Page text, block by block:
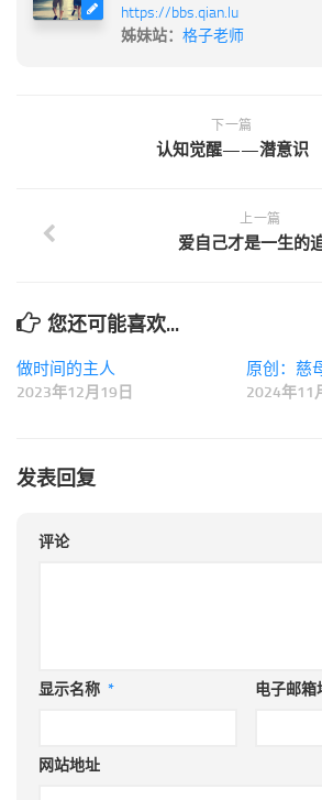
https://bbs.qian.lu
姊妹站： 格子老师
下一篇
认知觉醒——潜意识
上一篇
爱自己才是一生的
您还可能喜欢...
做时间的主人
2023年12月19日
原创：慈
2024年11
发表回复
评论
显示名称 * 电子邮箱
网站地址